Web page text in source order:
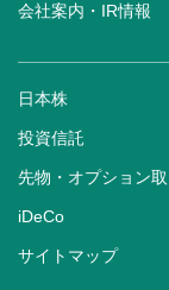
会社案内・IR情報
日本株
投資信託
先物・オプション取
iDeCo
サイトマップ